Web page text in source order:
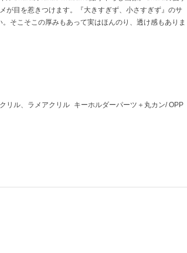
が目を惹きつけます。『大きすぎず、小さすぎず』のサ
そこそこの厚みもあって実はほんのり、透け感もありま
リル、ラメアクリル キーホルダーパーツ＋丸カン/ OPP